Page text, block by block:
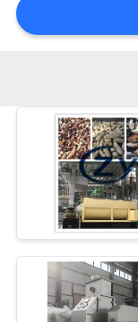
উদ্ধৃতির
আবেদন
PRIVACY
POLICY